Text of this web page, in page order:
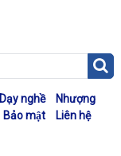
Dạy nghề
Nhượng
Bảo mật Liên hệ